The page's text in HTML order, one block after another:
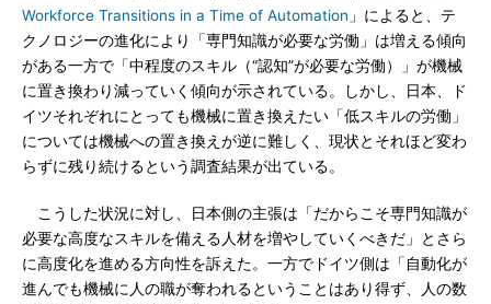
Workforce Transitions in a Time of Automation 」によると、テ
クノロジーの進化により「専門知識が必要な労働」は増える傾向
がある一方で「中程度のスキル（“認知”が必要な労働）」が機械
に置き換わり減っていく傾向が示されている。しかし、日本、ド
イツそれぞれにとっても機械に置き換えたい「低スキルの労働」
については機械への置き換えが逆に難しく、現状とそれほど変わ
らずに残り続けるという調査結果が出ている。
こうした状況に対し、日本側の主張は「だからこそ専門知識が
必要な高度なスキルを備える人材を増やしていくべきだ」とさら
に高度化を進める方向性を訴えた。一方でドイツ側は「自動化が
進んでも機械に人の職が奪われるということはあり得ず、人の数